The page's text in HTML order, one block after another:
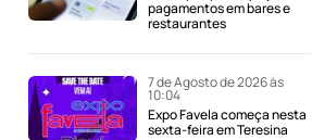
pagamentos em bares e
restaurantes
7 de Agosto de 2026 às
10:04
Expo Favela começa nesta
sexta-feira em Teresina